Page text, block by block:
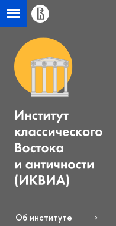
Об институте